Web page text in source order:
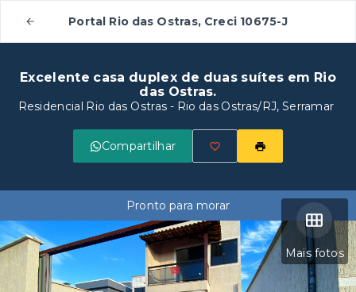
Portal Rio das Ostras, Creci 10675-J
Excelente casa duplex de duas suítes em Rio
das Ostras.
Residencial Rio das Ostras - Rio das Ostras/RJ, Serramar
Compartilhar
Mais fotos
Pronto para morar